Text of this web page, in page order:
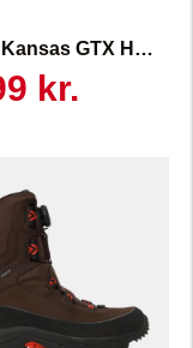
Meindl Kansas GTX Herre
kr.